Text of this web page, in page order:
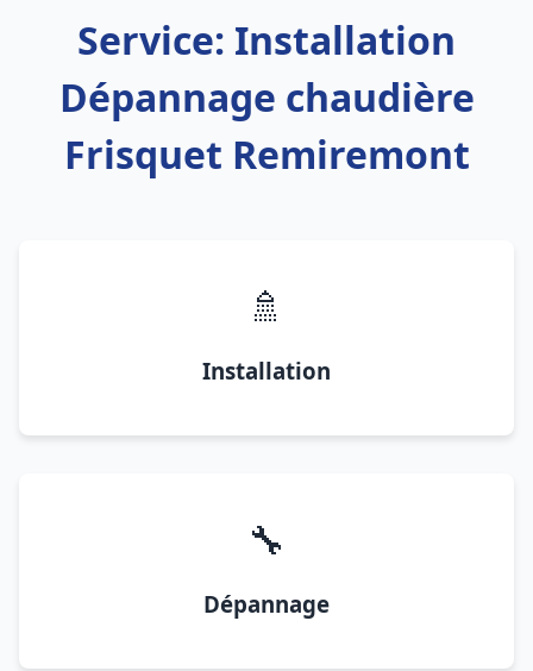
Service: Installation
Dépannage chaudière
Frisquet Remiremont
🚿
Installation
🔧
Dépannage